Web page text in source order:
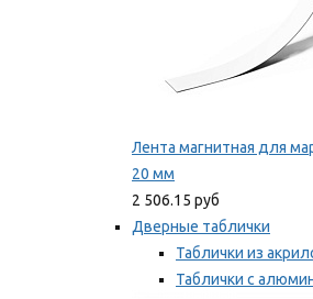
Лента магнитная для
20 мм
2 506.15 руб
Дверные таблички
Таблички из
Таблички с